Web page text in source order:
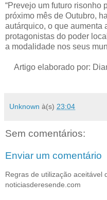
“Prevejo um futuro risonho
próximo mês de Outubro,
autárquico, o que aumenta
protagonistas do poder
a modalidade nos seus
Artigo elaborado por:
Unknown à(s) 23:04
Sem comentários:
Enviar um comentário
Regras de utilização aceitável
noticiasderesende.com